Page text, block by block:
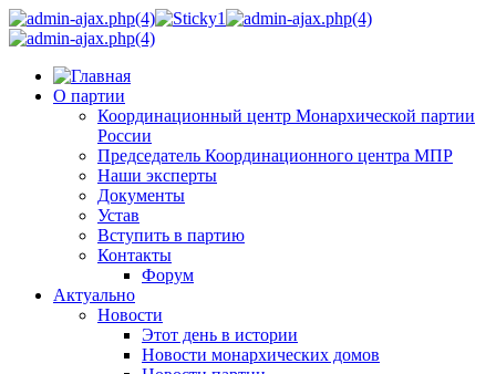
О партии
Координационный центр Монархической партии
России
Председатель Координационного центра МПР
Наши эксперты
Документы
Устав
Вступить в партию
Контакты
Форум
Актуально
Новости
Этот день в истории
Новости монархических домов